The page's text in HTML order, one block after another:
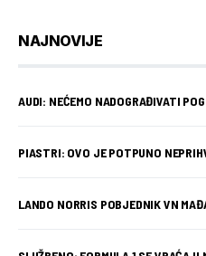
NAJNOVIJE
AUDI: NEĆEMO NADOGRAĐIVATI
PIASTRI: OVO JE POTPUNO
LANDO NORRIS POBJEDNIK VN